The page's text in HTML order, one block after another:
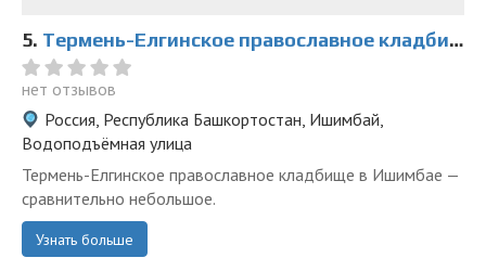
5. Термень-Елгинское православное кладбище
нет отзывов
Россия, Республика Башкортостан, Ишимбай,
Водоподъёмная улица
Термень-Елгинское православное кладбище в Ишимбае —
сравнительно небольшое.
Узнать больше